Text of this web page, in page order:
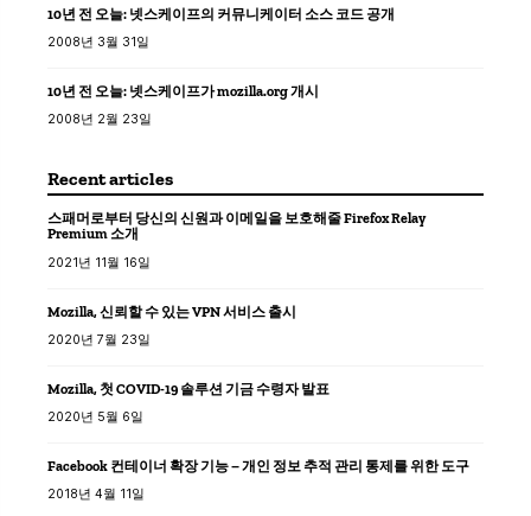
10년 전 오늘: 넷스케이프의 커뮤니케이터 소스 코드 공개
2008년 3월 31일
10년 전 오늘: 넷스케이프가 mozilla.org 개시
2008년 2월 23일
Recent articles
스패머로부터 당신의 신원과 이메일을 보호해줄 Firefox Relay
Premium 소개
2021년 11월 16일
Mozilla, 신뢰할 수 있는 VPN 서비스 출시
2020년 7월 23일
Mozilla, 첫 COVID-19 솔루션 기금 수령자 발표
2020년 5월 6일
Facebook 컨테이너 확장 기능 – 개인 정보 추적 관리 통제를 위한 도구
2018년 4월 11일